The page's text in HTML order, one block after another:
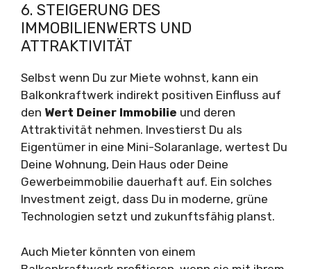
6. STEIGERUNG DES
IMMOBILIENWERTS UND
ATTRAKTIVITÄT
Selbst wenn Du zur Miete wohnst, kann ein
Balkonkraftwerk indirekt positiven Einfluss auf
den Wert Deiner Immobilie und deren
Attraktivität nehmen. Investierst Du als
Eigentümer in eine Mini-Solaranlage, wertest Du
Deine Wohnung, Dein Haus oder Deine
Gewerbeimmobilie dauerhaft auf. Ein solches
Investment zeigt, dass Du in moderne, grüne
Technologien setzt und zukunftsfähig planst.
Auch Mieter könnten von einem